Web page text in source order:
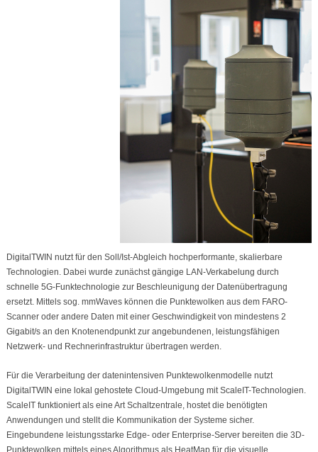
DigitalTWIN nutzt für den Soll/Ist-Abgleich hochperformante, skalierbare
Technologien. Dabei wurde zunächst gängige LAN-Verkabelung durch
schnelle 5G-Funktechnologie zur Beschleunigung der Datenübertragung
ersetzt. Mittels sog. mmWaves können die Punktewolken aus dem FARO-
Scanner oder andere Daten mit einer Geschwindigkeit von mindestens 2
Gigabit/s an den Knotenendpunkt zur angebundenen, leistungsfähigen
Netzwerk- und Rechnerinfrastruktur übertragen werden.
Für die Verarbeitung der datenintensiven Punktewolkenmodelle nutzt
DigitalTWIN eine lokal gehostete Cloud-Umgebung mit ScaleIT-Technologien.
ScaleIT funktioniert als eine Art Schaltzentrale, hostet die benötigten
Anwendungen und stellt die Kommunikation der Systeme sicher.
Eingebundene leistungsstarke Edge- oder Enterprise-Server bereiten die 3D-
Punktewolken mittels eines Algorithmus als HeatMap für die visuelle